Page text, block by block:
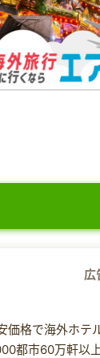
広
価格で海外ホテ
都市60万軒以